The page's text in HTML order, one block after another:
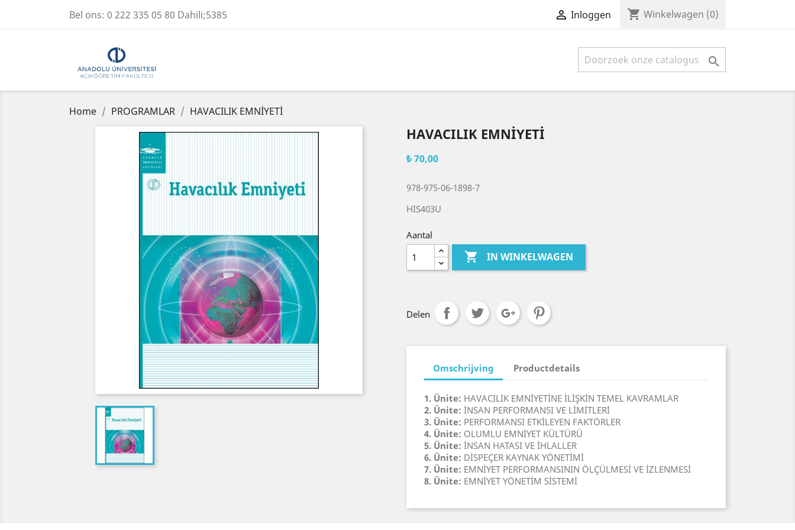
Bel ons: 0 222 335 05 80 Dahili;5385  Inloggen shopping_cart Winkelwagen (0)

Home PROGRAMLAR HAVACILIK EMNİYETİ
HAVACILIK EMNİYETİ
₺ 70,00
978-975-06-1898-7
HIS403U
Aantal
 IN WINKELWAGEN
Delen
Omschrijving Productdetails
1. Ünite: HAVACILIK EMNİYETİNE İLİŞKİN TEMEL KAVRAMLAR
2. Ünite: İNSAN PERFORMANSI VE LİMİTLERİ
3. Ünite: PERFORMANSI ETKİLEYEN FAKTÖRLER
4. Ünite: OLUMLU EMNİYET KÜLTÜRÜ
5. Ünite: İNSAN HATASI VE İHLALLER
6. Ünite: DİSPEÇER KAYNAK YÖNETİMİ
7. Ünite: EMNİYET PERFORMANSININ ÖLÇÜLMESİ VE İZLENMESİ
8. Ünite: EMNİYET YÖNETİM SİSTEMİ